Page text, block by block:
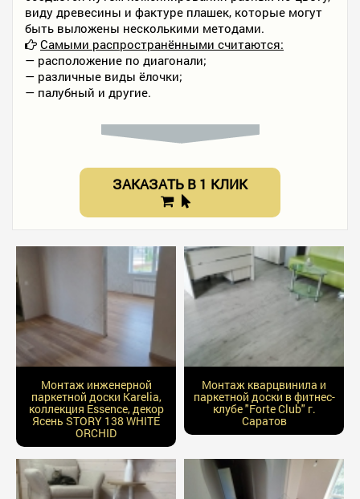
виду древесины и фактуре плашек, которые могут
быть выложены несколькими методами.
Самыми распространёнными считаются:
— расположение по диагонали;
— различные виды ёлочки;
— палубный и другие.
ЗАКАЗАТЬ В 1 КЛИК
Монтаж инженерной
паркетной доски Karelia,
коллекция Essence, декор
Ясень STORY 138 WHITE
ORCHID
Монтаж кварцвинила и
паркетной доски в фитнес-
клубе "Forte Club" г.
Саратов